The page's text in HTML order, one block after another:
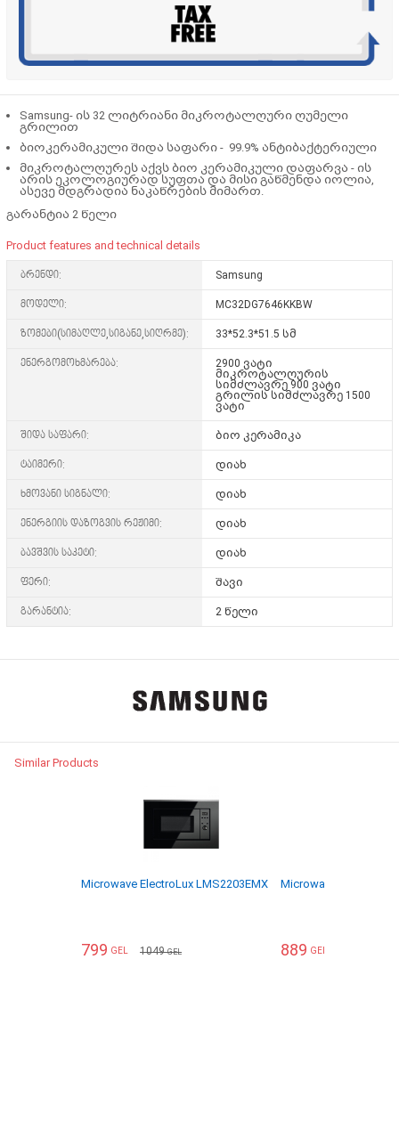
Samsung- ის 32 ლიტრიანი მიკროტალღური ღუმელი
გრილით
ბიოკერამიკული შიდა საფარი - 99.9% ანტიბაქტერიული
მიკროტალღურეს აქვს ბიო კერამიკული დაფარვა - ის
არის ეკოლოგიურად სუფთა და მისი გაწმენდა იოლია,
ასევე მდგრადია ნაკაწრების მიმართ.
გარანტია 2 წელი
Product features and technical details
ბრენდი: Samsung
მოდელი: MC32DG7646KKBW
ზომები(სიმაღლე,სიგანე,სიღრმე): 33*52.3*51.5 სმ
ენერგომოხმარება:
2900 ვატი
მიკროტალღურის
სიმძლავრე 900 ვატი
გრილის სიმძლავრე 1500
ვატი
შიდა საფარი: ბიო კერამიკა
ტაიმერი: დიახ
ხმოვანი სიგნალი: დიახ
ენერგიის დაზოგვის რეჟიმი: დიახ
ბავშვის საკეტი: დიახ
ფერი: შავი
გარანტია: 2 წელი
Similar Products
Microwave ElectroLux LMS2203EMX
799 GEL 1049GEL
Microwave ElectroLux
889 GEL